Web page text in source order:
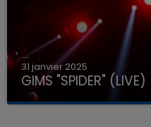
31 janvier 2025
GIMS "SPIDER" (LIVE)